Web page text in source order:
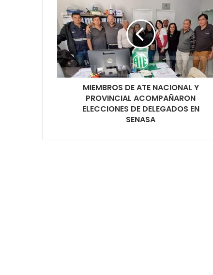
MIEMBROS DE ATE NACIONAL Y
PROVINCIAL ACOMPAÑARON
ELECCIONES DE DELEGADOS EN
SENASA